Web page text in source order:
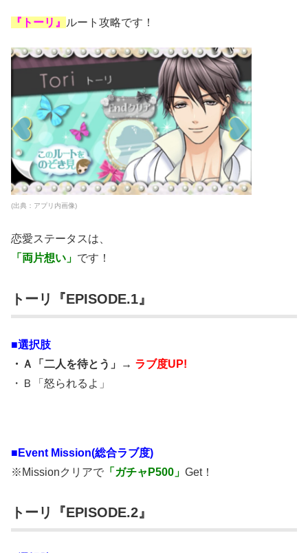
『トーリ』 ルート攻略です！
(出典：アプリ内画像)
恋愛ステータスは、
「両片想い」 です！
トーリ『EPISODE.1』
■選択肢
・Ａ「二人を待とう」→ ラブ度UP!
・Ｂ「怒られるよ」
■ Event Mission(総合ラブ度)
※Missionクリアで 「ガチャP500」 Get！
トーリ『EPISODE.2』